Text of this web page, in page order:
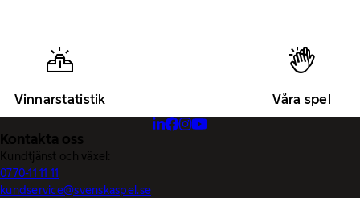
Vinnarstatistik Våra spel
Kontakta oss
Kundtjänst och växel:
0770-11 11 11
kundservice@svenskaspel.se